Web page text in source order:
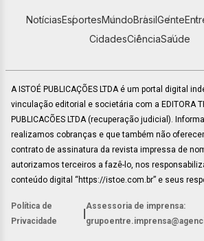
NotíciasEsportesMundoBrasilGente
CidadesCiênciaSaúde
A ISTOÉ PUBLICAÇÕES LTDA é um portal digital
vinculação editorial e societária com a EDITORA
PUBLICACÕES LTDA (recuperação judicial).
realizamos cobranças e que também não
contrato de assinatura da revista impressa de
autorizamos terceiros a fazê-lo, nos
conteúdo digital “https://istoe.com.br” e seus
Política de
Privacidade
Assessoria de imprensa: